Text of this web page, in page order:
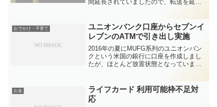
間延長されていましたので、転送を延長
り、順次住所変更の手続きや連絡をして
いるので...
おでかけ・子育て
ユニオンバンク口座からセブンイ
レブンのATMで引き出し実施
2016年の夏にMUFG系列のユニオンバン
クという米国の銀行に口座を作成しまし
たが、ほとんど放置状態となっていまし
キングにログインしていましたが、利息
を確認する程度（...
お金
ライフカード 利用可能枠不足対
応